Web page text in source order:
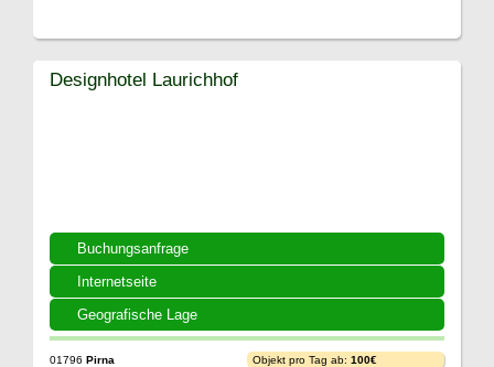
Buchungsanfrage
Internetseite
Geografische Lage
Designhotel Laurichhof
01796 Pirna
Objekt pro Tag ab: 100€